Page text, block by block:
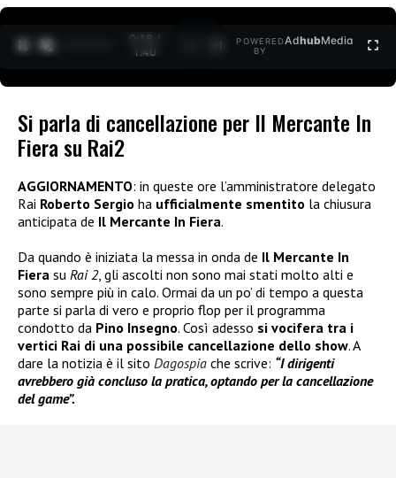
0:19 /
1:40
POWERED
BY
AdhubMedia
Si parla di cancellazione per Il Mercante In
Fiera su Rai2
AGGIORNAMENTO: in queste ore l’amministratore delegato
Rai Roberto Sergio ha ufficialmente smentito la chiusura
anticipata de Il Mercante In Fiera.
Da quando è iniziata la messa in onda de Il Mercante In
Fiera su Rai 2, gli ascolti non sono mai stati molto alti e
sono sempre più in calo. Ormai da un po’ di tempo a questa
parte si parla di vero e proprio flop per il programma
condotto da Pino Insegno. Così adesso si vocifera tra i
vertici Rai di una possibile cancellazione dello show. A
dare la notizia è il sito Dagospia che scrive: “I dirigenti
avrebbero già concluso la pratica, optando per la cancellazione
del game”.